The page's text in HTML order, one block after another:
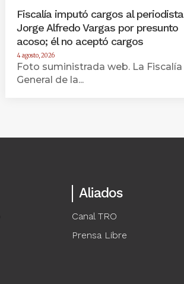
Fiscalía imputó cargos al periodista
Jorge Alfredo Vargas por presunto
acoso; él no aceptó cargos
4 agosto, 2026
Foto suministrada web. La Fiscalía
General de la...
Aliados
Canal TRO
Prensa Libre